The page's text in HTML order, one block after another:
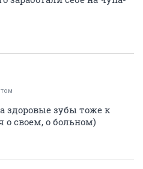
здоровые зубы тоже к
о своем, о больном)